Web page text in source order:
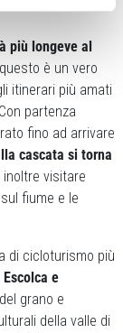
più longeve al
è un vero
itinerari più amati
partenza
fino ad arrivare
cascata si torna
inoltre visitare
fiume e le
di cicloturismo più
e
grano e
della valle di